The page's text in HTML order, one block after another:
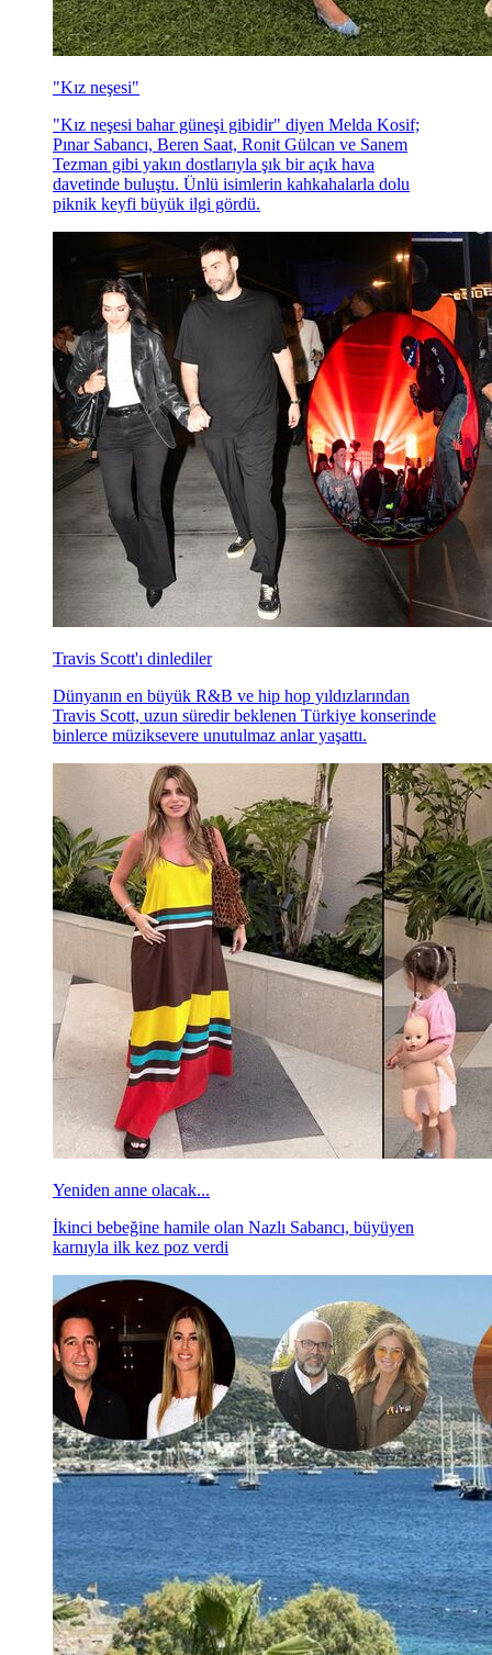
"Kız neşesi"
"Kız neşesi bahar güneşi gibidir" diyen Melda Kosif;
Pınar Sabancı, Beren Saat, Ronit Gülcan ve Sanem
Tezman gibi yakın dostlarıyla şık bir açık hava
davetinde buluştu. Ünlü isimlerin kahkahalarla dolu
piknik keyfi büyük ilgi gördü.
Travis Scott'ı dinlediler
Dünyanın en büyük R&B ve hip hop yıldızlarından
Travis Scott, uzun süredir beklenen Türkiye konserinde
binlerce müziksevere unutulmaz anlar yaşattı.
Yeniden anne olacak...
İkinci bebeğine hamile olan Nazlı Sabancı, büyüyen
karnıyla ilk kez poz verdi